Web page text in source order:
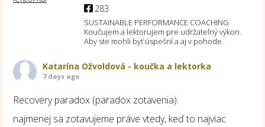
283
SUSTAINABLE PERFORMANCE COACHING
Koučujem a lektorujem pre udržateľný výkon.
Aby ste mohli byť úspešní a aj v pohode.
Katarína Ožvoldová - koučka a lektorka
7 days ago
Recovery paradox (paradox zotavenia):
najmenej sa zotavujeme práve vtedy, keď to najviac